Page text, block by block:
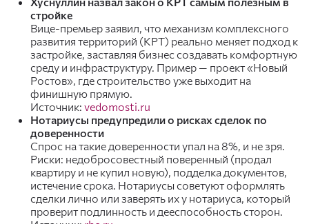
стройке
Вице-премьер заявил, что механизм комплексного
развития территорий (КРТ) реально меняет подход к
застройке, заставляя бизнес создавать комфортную
среду и инфраструктуру. Пример — проект «Новый
Ростов», где строительство уже выходит на
финишную прямую.
Источник: vedomosti.ru
Нотариусы предупредили о рисках сделок по
доверенности
Спрос на такие доверенности упал на 8%, и не зря.
Риски: недобросовестный поверенный (продал
квартиру и не купил новую), подделка документов,
истечение срока. Нотариусы советуют оформлять
сделки лично или заверять их у нотариуса, который
проверит подлинность и дееспособность сторон.